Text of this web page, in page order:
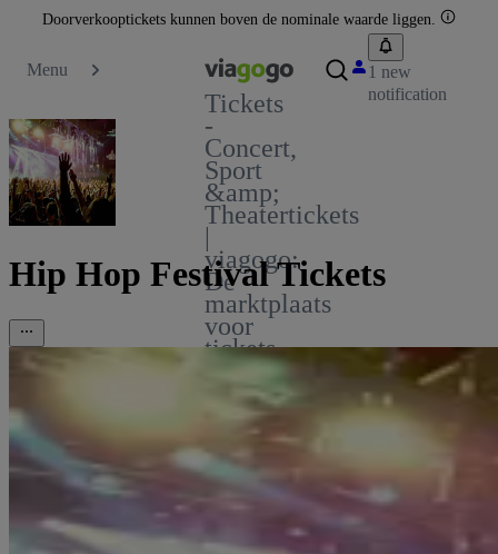
Doorverkooptickets kunnen boven de nominale waarde liggen.
Menu
Tickets
-
Concert,
Sport
&amp;
Theatertickets
|
viagogo:
De
marktplaats
voor
tickets
1 new
notification
Hip Hop Festival Tickets